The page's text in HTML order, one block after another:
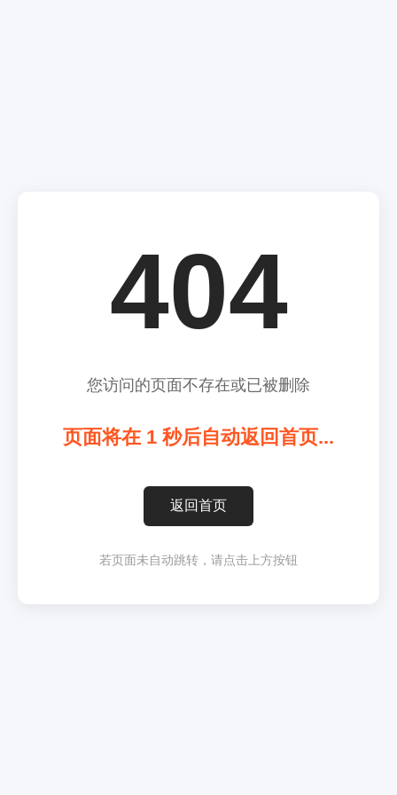
404
您访问的页面不存在或已被删除
页面将在 1 秒后自动返回首页...
返回首页
若页面未自动跳转，请点击上方按钮